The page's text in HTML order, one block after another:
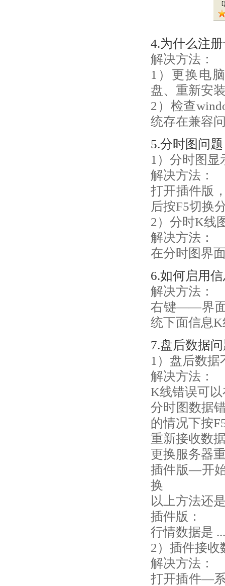
4.为什么注
解决方法：
1）更换电
盘、重新安
2）检查
统存在兼容
5.分时图问题
1）分时图显
解决方法：
打开插件版
后按F5切换
2）分时K线
解决方法：
在分时图界
6.如何启用
解决方法：
右键——界
统下面信息
7.盘后数据
1）盘后数据
解决方法：
K线错误可
分时图数据
的情况下按
重新接收数
更换服务器
插件版—开
换
以上方法还
插件版：
行情数据是
2）插件接收
解决方法：
打开插件—